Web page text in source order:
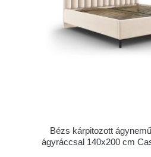
Bézs kárpitozott
ágyráccsal 140x200 cm